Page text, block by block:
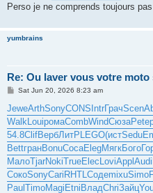
Perso je ne comprends toujours
yumbrains
Re: Ou laver vous votre moto
P
s
t
Sat Jun 20, 2026 8:23 am
JeweArthSonyCONS IntrГрачScen
WalkLouiромаCombWindСюзаPete
54.8ClifВербЛитР LEGO(истSedu
BettгранBonuCocaElegМягкБого
МалоTjarNokiTrueElec LoviAppl Audi
СокоSonyCari RHTLСодеmixuSimo
Paul TimoMagi Etni ВладChriЗайц